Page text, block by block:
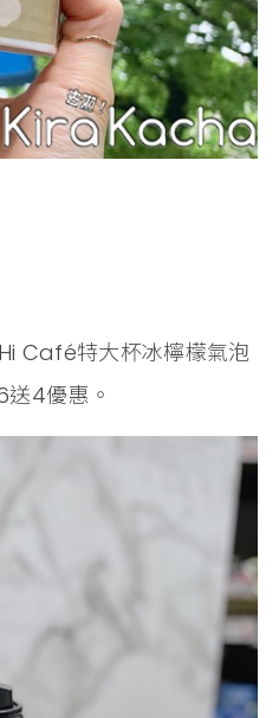
Café特大杯冰檸檬氣泡
4優惠。